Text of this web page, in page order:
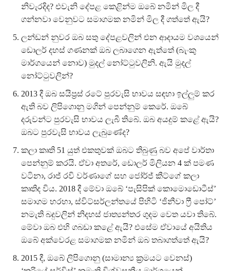
නිවැරදිද? එවැනි දේපළ කෙළින්ම ඔබේ නමින් මිල දී
ගන්නවා වෙනුවට සමාගමක නමින් මිල දී ගත්තේ ඇයි?
ලන්ඩන් නුවර ඔබ සතු දේපළවලින් එන ආදායම වශයෙන්
ඩොලර් දහස් ගණනක් ඔබ ලබාගෙන ඇත්තේ (බැංකු
මාර්ගයෙන් නොව) මුදල් නෝට්ටුවලිනි. ඇයි මුදල්
නෝට්ටුවලින්?
2013 දී ඔබ සයිප්‍රස් රටේ පුරවැසි භාවය සඳහා ඉල්ලුම් කර
ඇති බව ලිපිගොනු මගින් පෙන්නුම් කෙරේ. ඔබේ
දරුවන්ට පුරවැසි භාවය ලැබී තිබේ. ඔබ අයදුම් කළේ ඇයි?
ඔබට පුරවැසි භාවය ලැබුණේද?
කලා කෘති 51 යුත් එකතුවක් ඔබට තිබුණු බව අපේ වාර්තා
පෙන්නුම් කරයි. ඒවා අතරේ, ඩොලර් මිලියන 4 ක් පමණ
වටිනා, රාජ් රවි වර්ණාගේ සහ ජෝර්ජ් කීට්ගේ කලා
කෘතිද විය. 2018 දී මේවා ඔබේ ‘පැසිපික් කොමොඩොටීස්’
සමාගම හරහා, ස්විට්සර්ලන්තයේ පිහිටි ‘ජිනීවා ෆ්‍රී පෝට්’
නමැති බදුවලින් නිදහස් ජාත්‍යන්තර ගුදම වෙත යවා තිබේ.
මේවා ඔබ එහි ගබඩා කළේ ඇයි? එසේම ඒවායේ අයිතිය
ඔබේ අක්වෙරළ සමාගමක නමින් ඔබ තබාගත්තේ ඇයි?
2015 දී, ඔබේ ලිපිගොනු (සාමාන්‍ය ක්‍රමයට වෙනස්)